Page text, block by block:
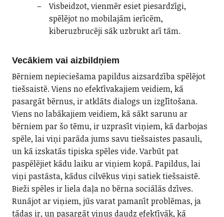
Visbeidzot, vienmēr esiet piesardzīgi,
spēlējot no mobilajām ierīcēm,
kiberuzbrucēji sāk uzbrukt arī tām.
Vecākiem vai aizbildņiem
Bērniem nepieciešama papildus aizsardzība spēlējot
tiešsaistē. Viens no efektīvakajiem veidiem, kā
pasargāt bērnus, ir atklāts dialogs un izglītošana.
Viens no labākajiem veidiem, kā sākt sarunu ar
bērniem par šo tēmu, ir uzprasīt viņiem, kā darbojas
spēle, lai viņi parāda jums savu tiešsaistes pasauli,
un kā izskatās tipiska spēles vide. Varbūt pat
paspēlējiet kādu laiku ar viņiem kopā. Papildus, lai
viņi pastāsta, kādus cilvēkus viņi satiek tiešsaistē.
Bieži spēles ir liela daļa no bērna sociālās dzīves.
Runājot ar viņiem, jūs varat pamanīt problēmas, ja
tādas ir, un pasargāt viņus daudz efektīvāk, kā